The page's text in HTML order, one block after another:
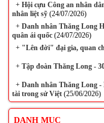
+Hội cựu Công an nhân
nhân liệt sỹ(24/07/2026)
+Danh nhân Thăng Long
quân ái quốc(24/07/2026)
+"Lên đời" đại gia, quan
+Tập đoàn Thăng Long -
+Danh nhân Thăng Long -
tài trong sử Việt(25/06/2026)
DANH MỤC